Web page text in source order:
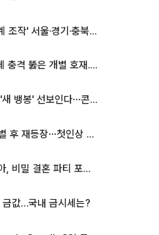
·경기·충북 선관위 등 추가 압수수색
[증시키워드] 반도체 충격 뚫은 개별 호재...포스코퓨처엠·에코프로·한화솔루션 '눈길'
빅뱅, 20주년 기념 '새 뱅봉' 선보인다⋯콘서트 앞두고 팝업 개최
‘나솔사계’ 국화, 결별 후 재등장⋯첫인상 투표 휩쓸고 ‘인기녀’ 등극
톰 홀랜드♥젠데이아, 비밀 결혼 파티 포착⋯호텔 대관비만 9억
값…국내 금시세는?